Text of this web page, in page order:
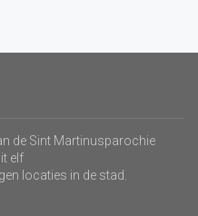
de Sint Martinusparochie
elf
locaties in de stad.